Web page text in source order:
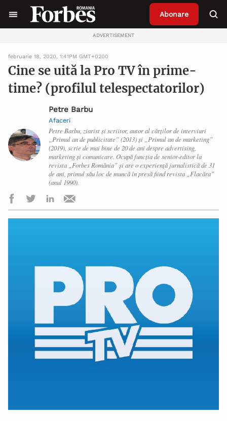
Abonare
ADVERTISEMENT
februarie 18, 2020, 1:41PM GMT+0200
Cine se uită la Pro TV în prime-
time? (profilul telespectatorilor)
Petre Barbu
Afaceri
Petre Barbu, ziarist și scriitor, autor al cărților de interviuri
„Primul an de publicitate” (2013) și „Primul an de marketing”
(2019), scrie de mai bine de 20 de ani despre advertising,
marketing și comunicare. Ocupă funcția de senior-editor la
revista „Forbes România” și are o experiență jurnalistică de 31
de ani, primul său loc de muncă în presă fiind revista „Flacăra”
(anul 1990).